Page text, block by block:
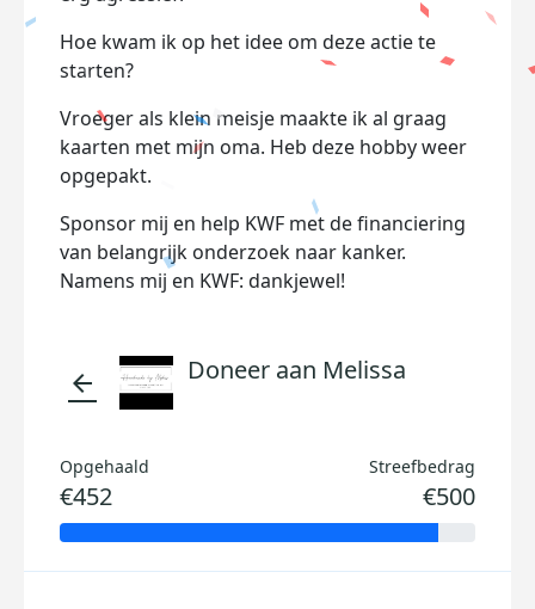
Hoe kwam ik op het idee om deze actie te
starten?
Vroeger als klein meisje maakte ik al graag
kaarten met mijn oma. Heb deze hobby weer
opgepakt.
Sponsor mij en help KWF met de financiering
van belangrijk onderzoek naar kanker.
Namens mij en KWF: dankjewel!
arrow_back Doneer aan Melissa
Opgehaald
€452
Streefbedrag
€500